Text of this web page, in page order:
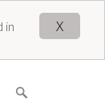
X
in